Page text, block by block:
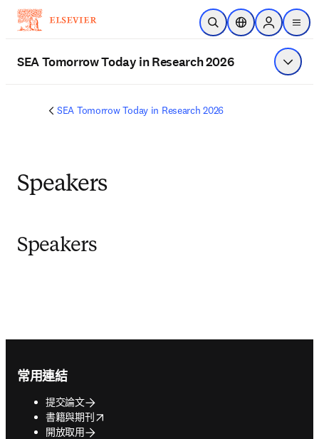
跳到主要內容
公開搜尋位置選擇器Sign in to
menu
SEA Tomorrow Today in Research 2026 顯示選
SEA Tomorrow Today in Research 2026
Speakers
Speakers
常用連結
提交論文
書籍與期刊
opens in new tab/window
開放取用